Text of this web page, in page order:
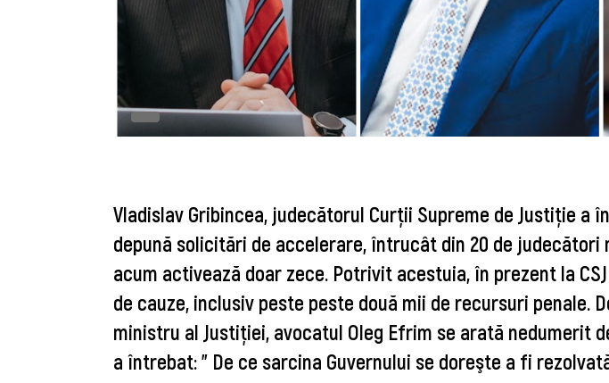
Vladislav Gribincea, judecătorul Curţii Supreme de Justiţie a
depună solicitări de accelerare, întrucât din 20 de judecători
acum activează doar zece. Potrivit acestuia, în prezent la
de cauze, inclusiv peste peste două mii de recursuri penale.
ministru al Justiţiei, avocatul Oleg Efrim se arată nedumerit
a întrebat: " De ce sarcina Guvernului se doreşte a fi